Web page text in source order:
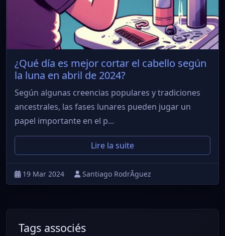
¿Qué día es mejor cortar el cabello según
la luna en abril de 2024?
Según algunas creencias populares y tradiciones
ancestrales, las fases lunares pueden jugar un
papel importante en el p...
Lire la suite
19 Mar 2024 Santiago RodrÃ­guez
Tags associés